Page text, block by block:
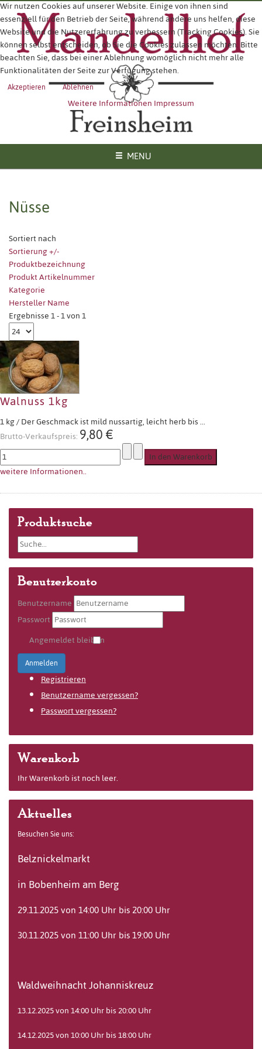
MENU
Nüsse
Sortiert nach
Sortierung +/-
Produktbezeichnung
Produkt Artikelnummer
Kategorie
Hersteller Name
Ergebnisse 1 - 1 von 1
Walnuss 1kg
1 kg / Der Geschmack ist mild nussartig, leicht herb bis ...
Brutto-Verkaufspreis:9,80 €
weitere Informationen..
Produktsuche
Benutzerkonto
Benutzername
Passwort
Angemeldet bleiben
Anmelden
Registrieren
Benutzername vergessen?
Passwort vergessen?
Warenkorb
Ihr Warenkorb ist noch leer.
Aktuelles
Besuchen Sie uns:
Belznickelmarkt
in Bobenheim am Berg
29.11.2025 von 14:00 Uhr bis 20:00 Uhr
30.11.2025 von 11:00 Uhr bis 19:00 Uhr
Waldweihnacht Johanniskreuz
13.12.2025 von 14:00 Uhr bis 20:00 Uhr
14.12.2025 von 10:00 Uhr bis 18:00 Uhr
Wir nutzen Cookies auf unserer Website. Einige von ihnen sind
essenziell für den Betrieb der Seite, während andere uns helfen, diese
Website und die Nutzererfahrung zu verbessern (Tracking Cookies). Sie
können selbst entscheiden, ob Sie die Cookies zulassen möchten. Bitte
beachten Sie, dass bei einer Ablehnung womöglich nicht mehr alle
Funktionalitäten der Seite zur Verfügung stehen.
Akzeptieren Ablehnen
Weitere InformationenImpressum